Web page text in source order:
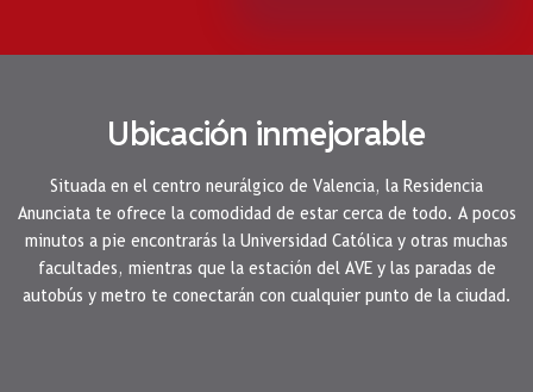
Ubicación inmejorable
Situada en el centro neurálgico de Valencia, la Residencia
Anunciata te ofrece la comodidad de estar cerca de todo. A pocos
minutos a pie encontrarás la Universidad Católica y otras muchas
facultades, mientras que la estación del AVE y las paradas de
autobús y metro te conectarán con cualquier punto de la ciudad.